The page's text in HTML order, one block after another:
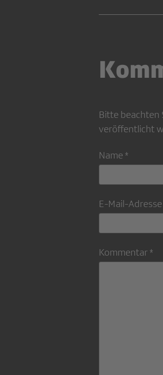
Bitte beachten
veröffentlicht
Name *
E-Mail-Adresse
Kommentar *